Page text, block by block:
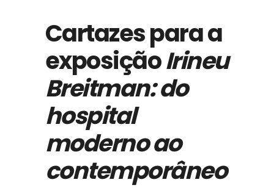
Cartazes para a
exposiçãoIrineu
Breitman: do
hospital
moderno ao
contemporâneo